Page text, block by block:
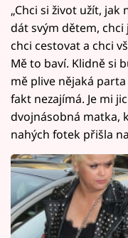
„Chci si život užít,
dát svým dětem, chci
chci cestovat a chci
Mě to baví. Klidně si
mě plive nějaká
fakt nezajímá. Je mi
dvojnásobná matka,
nahých fotek přišla